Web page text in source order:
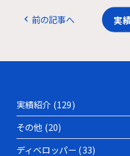
実績紹介 (129)
その他 (20)
ディベロッパー (33)
chevron_left 前の記事へ 実